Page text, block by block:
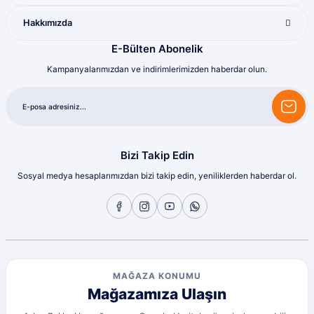
Sorunsuz
Hakkımızda
E-Bülten Abonelik
Kampanyalarımızdan ve indirimlerimizden haberdar olun.
Bizi Takip Edin
Sosyal medya hesaplarımızdan bizi takip edin, yeniliklerden haberdar ol.
MAĞAZA KONUMU
Mağazamıza Ulaşın